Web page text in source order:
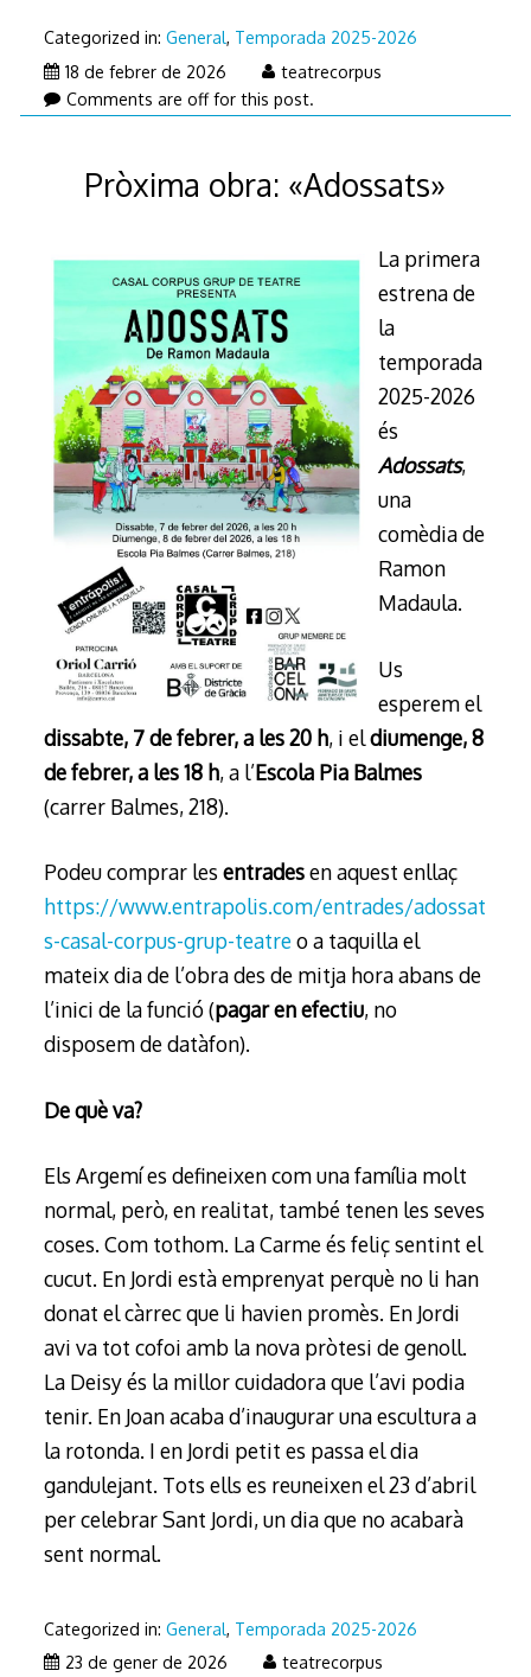
Categorized in: General, Temporada 2025-2026
18 de febrer de 202627
de
2026
teatrecorpus
Comments are off for this post.
Pròxima obra: «Adossats»
La primera
estrena de
la
temporada
2025-2026
és
Adossats,
una
comèdia de
Ramon
Madaula.
Us
esperem el
dissabte, 7 de febrer, a les 20 h, i eldiumenge, 8
de febrer, a les 18 h, a l’Escola Pia Balmes
(carrer Balmes, 218).
Podeu comprar les entradesen aquest enllaç
https://www.entrapolis.com/entrades/adossat
s-casal-corpus-grup-teatreo a taquilla el
mateix dia de l’obra des de mitja hora abans de
l’inici de la funció (pagar en efectiu, no
disposem de datàfon).
De què va?
Els Argemí es defineixen com una família molt
normal, però, en realitat, també tenen les seves
coses. Com tothom. La Carme és feliç sentint el
cucut. En Jordi està emprenyat perquè no li han
donat el càrrec que li havien promès. En Jordi
avi va tot cofoi amb la nova pròtesi de genoll.
La Deisy és la millor cuidadora que l’avi podia
tenir. En Joan acaba d’inaugurar una escultura a
la rotonda. I en Jordi petit es passa el dia
gandulejant. Tots ells es reuneixen el 23 d’abril
per celebrar Sant Jordi, un dia que no acabarà
sent normal.
Categorized in: General, Temporada 2025-2026
23 de gener de 202623
teatrecorpus